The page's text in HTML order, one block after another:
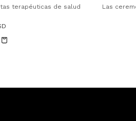
terapéuticas de salud
Las